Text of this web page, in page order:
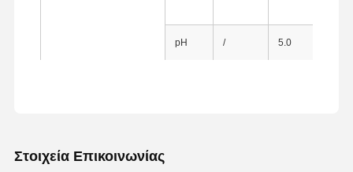
Μικροσφαίρες μονοδιασποράς πυριτίου
pH / 5.0
Στοιχεία Επικοινωνίας